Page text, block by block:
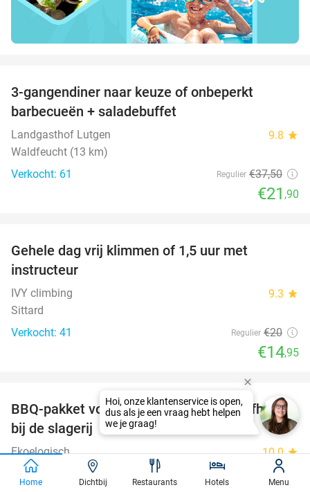
3-gangendiner naar keuze of onbeperkt
barbecueën + saladebuffet
Landgasthof Lutgen 9.8 star
Waldfeucht (13 km)
Verkocht: 61
Regulier €37,50
€21 ,90
Gehele dag vrij klimmen of 1,5 uur met
instructeur
IVY climbing 9.3 star
Sittard
Verkocht: 41
Regulier €20
€14,95
35%
BBQ-pakket voor 5 à 7 personen voor afhaal
bij de slagerij
Ekoelogisch 10.0star
Dilsen-Stokkem (6 km)
Home Dichtbij Restaurants Hotels Menu